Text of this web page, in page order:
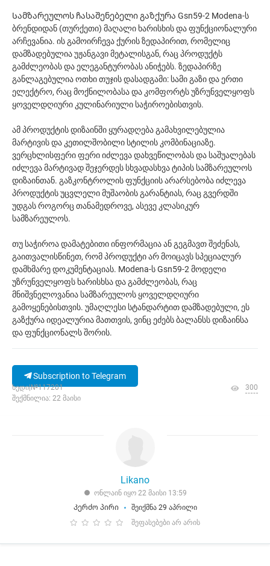
Სამზარეულოს ჩასაშენებელი გაზქურა Gsn59-2 Modena-ს
ბრენდიდან (თურქეთი) მაღალი ხარისხის და ფუნქციონალური
არჩევანია. ის გამოირჩევა ქურის ზედაპირით, რომელიც
დამზადებულია უჟანგავი მეტალისგან, რაც პროდუქტს
გამძლეობას და ელეგანტურობას ანიჭებს. ზედაპირზე
განლაგებულია ოთხი თუჯის დასადგამი: სამი გაზი და ერთი
ელექტრო, რაც მოქნილობასა და კომფორტს უზრუნველყოფს
ყოველდღიური კულინარიული საჭიროებისთვის.
ამ პროდუქტის დიზაინში ყურადღება გამახვილებულია
მარტივის და კეთილშობილი სტილის კომბინაციაზე.
ვერცხლისფერი ფერი იძლევა დახვეწილობას და საშუალებას
იძლევა მარტივად შეჯერდეს სხვადასხვა ტიპის სამზარეულოს
დიზაინთან. გაზკონტროლის ფუნქციის არარსებობა იძლევა
პროდუქტის უცვლელი მუშაობის გარანტიას, რაც გვერდში
უდგას როგორც თანამედროვე, ასევე კლასიკურ
სამზარეულოს.
თუ საჭიროა დამატებითი ინფორმაცია ან გეგმავთ შეძენას,
გაითვალისწინეთ, რომ პროდუქტი არ მოიცავს სპეციალურ
დამხმარე დოკუმენტაციას. Modena-ს Gsn59-2 მოდელი
უზრუნველყოფს ხარისხსა და გამძლეობას, რაც
მნიშვნელოვანია სამზარეულოს ყოველდღიური
გამოყენებისთვის. უმაღლესი სტანდარტით დამზადებული, ეს
გაზქურა იდეალურია მათთვის, ვინც ეძებს ბალანსს დიზაინსა
და ფუნქციონალს შორის.
Subscription to Telegram
ხედი|№117201
შექმნილია: 22 მაისი
300
Likano
ონლაინ იყო 22 მაისი 13:59
Კერძო პირი
შეიქმნა 29 აპრილი
შეფასებები არ არის